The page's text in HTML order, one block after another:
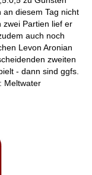
diesem Tag nicht
zwei Partien lief er
auch noch
Levon Aronian
zweiten
- dann sind ggfs.
Meltwater